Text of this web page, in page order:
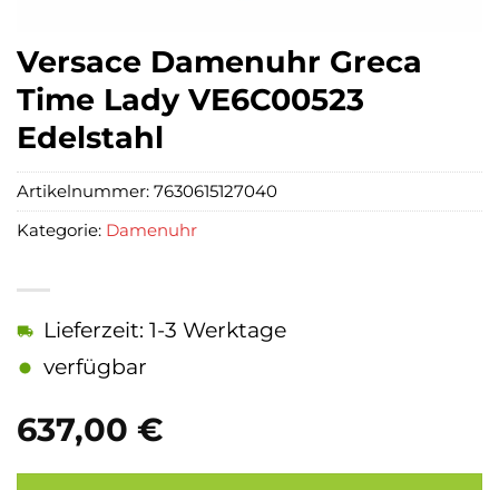
Versace Damenuhr Greca
Time Lady VE6C00523
Edelstahl
637,00 €
Lieferzeit: 1-3 Werktage
verfügbar
Artikelnummer: 7630615127040
Kategorie: Damenuhr